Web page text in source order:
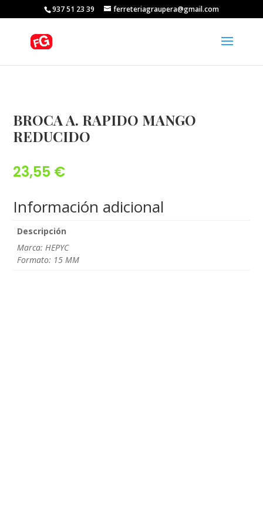
937 51 23 39 ferreteriagraupera@gmail.com
BROCA A. RAPIDO MANGO
REDUCIDO
23,55 €
Información adicional
Descripción
Marca: HEPYC
Formato: 15 MM